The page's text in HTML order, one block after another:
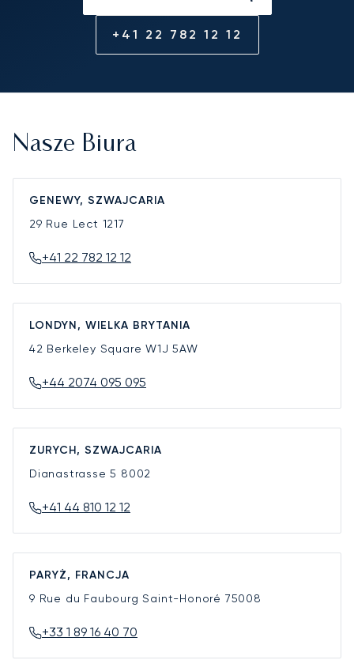
+41 22 782 12 12
Nasze Biura
GENEWY, SZWAJCARIA
29 Rue Lect 1217
+41 22 782 12 12
LONDYN, WIELKA BRYTANIA
42 Berkeley SquareW1J 5AW
+44 2074 095 095
ZURYCH, SZWAJCARIA
Dianastrasse 5 8002
+41 44 810 12 12
PARYŻ, FRANCJA
9 Rue du Faubourg Saint-Honoré 75008
+33 1 89 16 40 70